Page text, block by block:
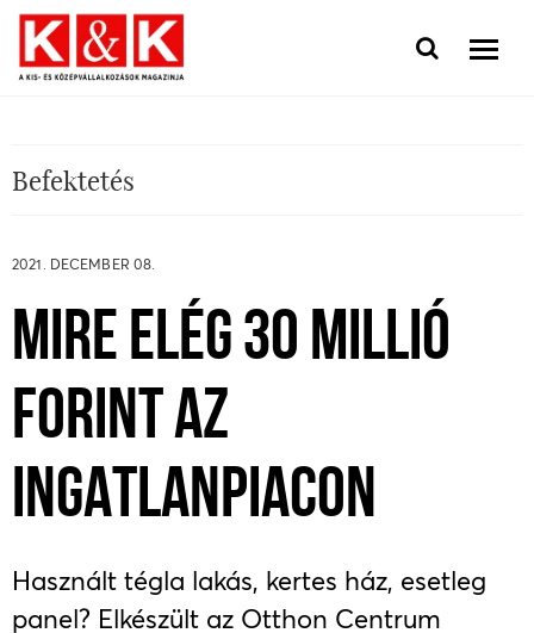
Befektetés
2021. DECEMBER 08.
MIRE ELÉG 30 MILLIÓ
FORINT AZ
INGATLANPIACON
Használt tégla lakás, kertes ház, esetleg
panel? Elkészült az Otthon Centrum